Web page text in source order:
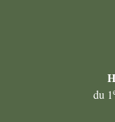
du 1